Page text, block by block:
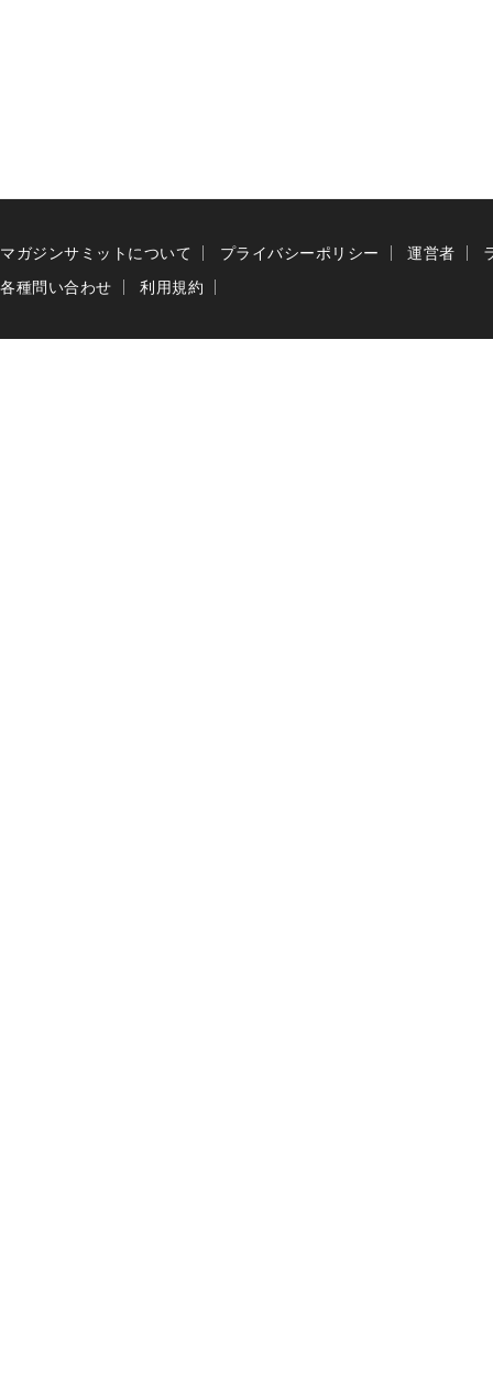
マガジンサミットについて プライバシーポリシー 運営者
各種問い合わせ
利用規約